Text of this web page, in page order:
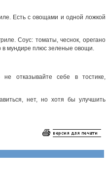
Есть с овощами и одной ложкой
Соус: томаты, чеснок, орегано
в мундире плюс зеленые овощи.
отказывайте себе в тостике,
нет, но хотя бы улучшить